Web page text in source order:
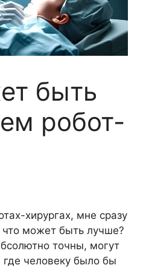
быть
робот-
хирургах, мне сразу
что может быть лучше?
точны, могут
где человеку было бы